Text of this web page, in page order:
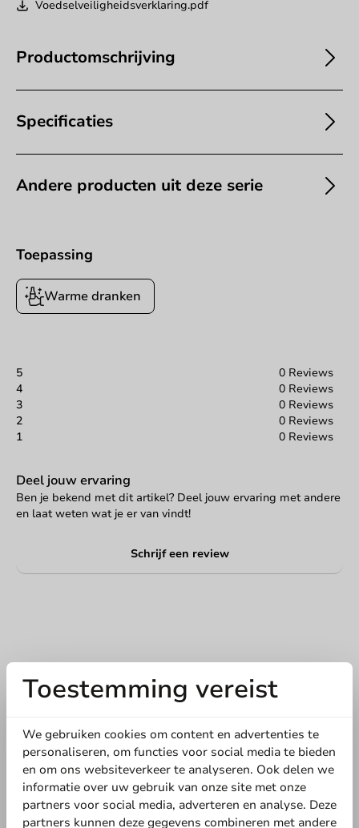
Voedselveiligheidsverklaring.pdf
Productomschrijving
Specificaties
Andere producten uit deze serie
Toepassing
Warme dranken
5
0 Reviews
4
0 Reviews
3
0 Reviews
2
0 Reviews
1
0 Reviews
Deel jouw ervaring
Ben je bekend met dit artikel? Deel jouw ervaring met andere
en laat weten wat je er van vindt!
Schrijf een review
Schrijf de eerste review
Kartonnen koffiebeker Kerst 200cc/8oz - 2.400 st/ds.
Toestemming vereist
We gebruiken cookies om content en advertenties te
personaliseren, om functies voor social media te bieden
en om ons websiteverkeer te analyseren. Ook delen we
informatie over uw gebruik van onze site met onze
partners voor social media, adverteren en analyse. Deze
partners kunnen deze gegevens combineren met andere